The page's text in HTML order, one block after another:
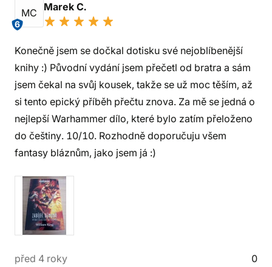
MC
6
Marek C.
Konečně jsem se dočkal dotisku své nejoblíbenější
knihy :) Původní vydání jsem přečetl od bratra a sám
jsem čekal na svůj kousek, takže se už moc těším, až
si tento epický příběh přečtu znova. Za mě se jedná o
nejlepší Warhammer dílo, které bylo zatím přeloženo
do češtiny. 10/10. Rozhodně doporučuju všem
fantasy bláznům, jako jsem já :)
před 4 roky 0